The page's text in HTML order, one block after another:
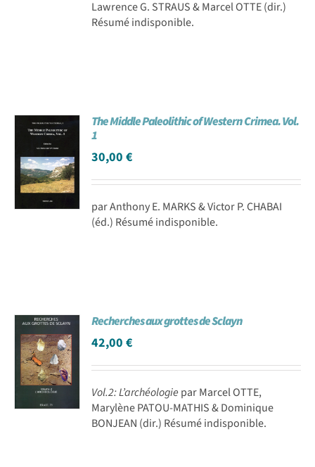
Lawrence G. STRAUS & Marcel OTTE (dir.)
Résumé indisponible.
The Middle Paleolithic of Western Crimea. Vol.
1
30,00€
par Anthony E. MARKS & Victor P. CHABAI
(éd.) Résumé indisponible.
Recherches aux grottes de Sclayn
42,00€
Vol.2: L’archéologie par Marcel OTTE,
Marylène PATOU-MATHIS & Dominique
BONJEAN (dir.) Résumé indisponible.